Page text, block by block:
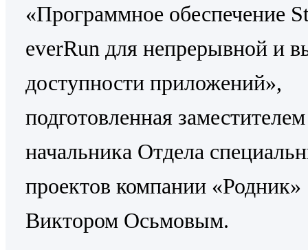
«Программное обеспечение
everRun для непрерывной и
доступности приложений»,
подготовленная заместителем
начальника Отдела
проектов компании «Родник»
Виктором Осьмовым.